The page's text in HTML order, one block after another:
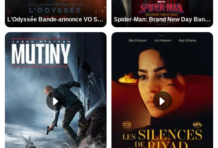
L'Odyssée Bande-annonce VO STFR Spider-Man: Brand New Day Bande-annonce VO STFR